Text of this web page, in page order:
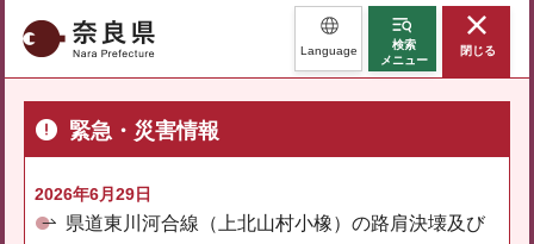
奈良県 Language
検索
メニュー
閉じる
緊急・災害情報
2026年6月29日
県道東川河合線（上北山村小橡）の路肩決壊及び